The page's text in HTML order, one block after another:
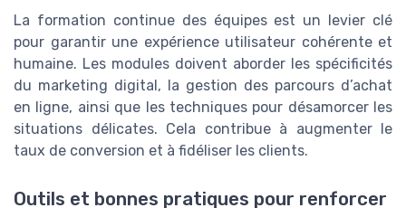
La formation continue des équipes est un levier clé
pour garantir une expérience utilisateur cohérente et
humaine. Les modules doivent aborder les spécificités
du marketing digital, la gestion des parcours d’achat
en ligne, ainsi que les techniques pour désamorcer les
situations délicates. Cela contribue à augmenter le
taux de conversion et à fidéliser les clients.
Outils et bonnes pratiques pour renforcer